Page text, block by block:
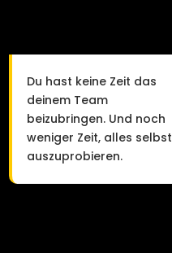
Du hast keine Zeit das
deinem Team
beizubringen. Und noch
weniger Zeit, alles selbst
auszuprobieren.